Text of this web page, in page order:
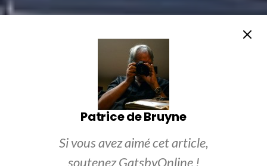
Patrice de Bruyne
Si vous avez aimé cet article,
soutenez GatsbyOnline !